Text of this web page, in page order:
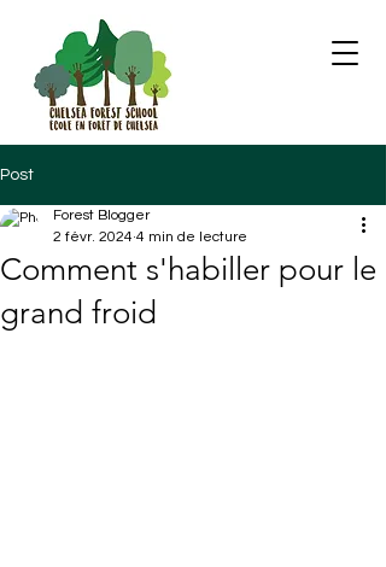
Post
Comment s'habiller pour le
grand froid
Forest Blogger
2 févr. 2024 4 min de lecture